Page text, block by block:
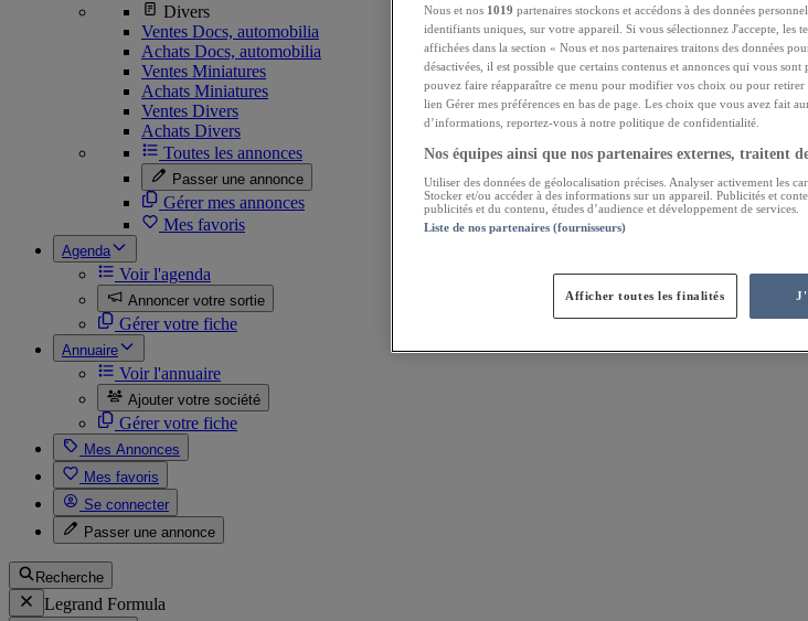
Divers
Ventes Docs, automobilia
Achats Docs, automobilia
Ventes Miniatures
Achats Miniatures
Ventes Divers
Achats Divers
Toutes les annonces
Passer une annonce
Gérer mes annonces
Mes favoris
Agenda
Voir l'agenda
Annoncer votre sortie
Gérer votre fiche
Annuaire
Voir l'annuaire
Ajouter votre société
Gérer votre fiche
Mes Annonces
Mes favoris
Se connecter
Passer une annonce
Recherche
Legrand Formula
Nous et nos 1019 partenaires stockons et accédons à des données
identifiants uniques, sur votre appareil. Si vous sélectionnez J'accepte, les
affichées dans la section « Nous et nos partenaires traitons des données
désactivées, il est possible que certains contenus et annonces qui vous
pouvez faire réapparaître ce menu pour modifier vos choix ou pour
lien Gérer mes préférences en bas de page. Les choix que vous avez fait
d’informations, reportez-vous à notre politique de confidentialité.
Nos équipes ainsi que nos partenaires externes, traitent
Utiliser des données de géolocalisation précises. Analyser activement les
Stocker et/ou accéder à des informations sur un appareil. Publicités et
publicités et du contenu, études d’audience et développement de services.
Liste de nos partenaires (fournisseurs)
Afficher toutes les finalités